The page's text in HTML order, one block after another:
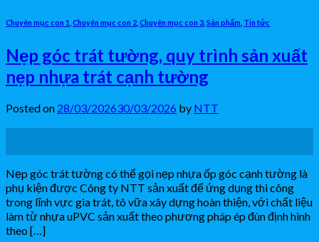
Chuyên mục con 1 Chuyên mục con 2 Chuyên mục con 3 Sản phẩm Tin tức
Nẹp góc trát tường, quy trình sản xuất
nẹp nhựa trát cạnh tường
Posted on 28/03/202630/03/2026 by NTT
Nẹp góc trát tường có thể gọi nẹp nhựa ốp góc cạnh tường là
phụ kiện được Công ty NTT sản xuất để ứng dụng thi công
trong lĩnh vực gia trát, tô vữa xây dựng hoàn thiện, với chất liệu
làm từ nhựa uPVC sản xuất theo phương pháp ép đùn định hình
theo […]